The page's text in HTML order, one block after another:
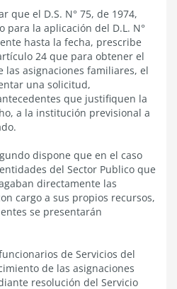
que el D.S. N° 75, de 1974,
para la aplicación del D.L. N°
hasta la fecha, prescribe
24 que para obtener el
las asignaciones familiares, el
una solicitud,
que justifiquen la
a la institución previsional a
dispone que en el caso
del Sector Publico que
directamente las
cargo a sus propios recursos,
se presentarán
de Servicios del
de las asignaciones
resolución del Servicio